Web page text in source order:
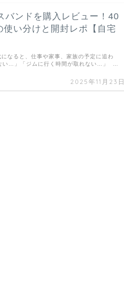
バンドを購入レビュー！40
い分けと開封レポ【自宅
2025年11月23日
なると、仕事や家事、家族の予定に追わ
い…」「ジムに行く時間が取れない…」 …